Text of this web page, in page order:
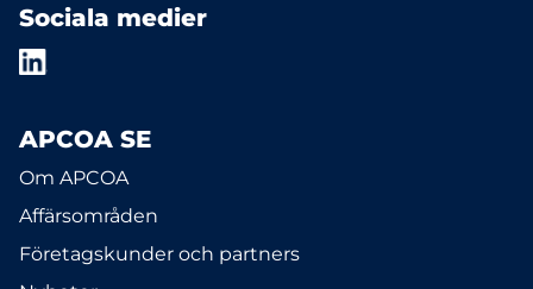
Sociala medier
APCOA SE
Om APCOA
Affärsområden
Företagskunder och partners